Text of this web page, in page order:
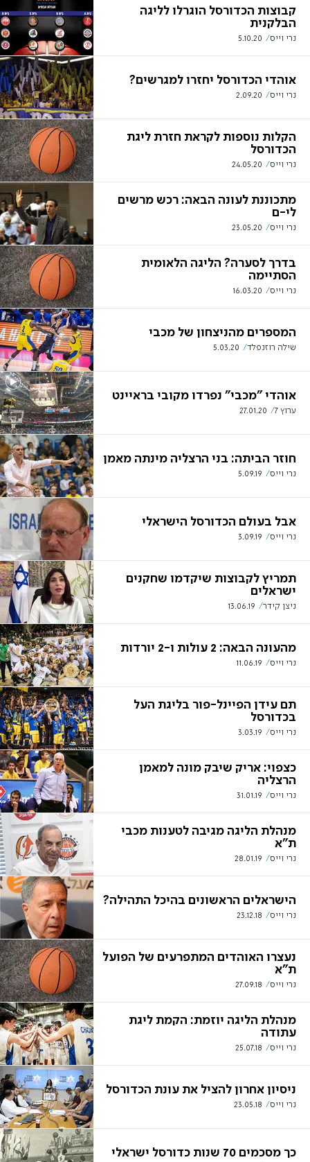
קבוצות הכדורסל הוגרלו לליגה
הבלקנית
נרי וייס 5.10.20
אוהדי הכדורסל יחזרו למגרשים?
נרי וייס 2.09.20
הקלות נוספות לקראת חזרת ליגת
הכדורסל
נרי וייס 24.05.20
מתכוננת לעונה הבאה: רכש מרשים
לי-ם
נרי וייס 23.05.20
בדרך לסערה? הליגה הלאומית
הסתיימה
נרי וייס 16.03.20
המספרים מהניצחון של מכבי
שילה רוזנפלד 5.03.20
אוהדי "מכבי" נפרדו מקובי בראיינט
ערוץ 7 27.01.20
חוזר הביתה: בני הרצליה מינתה מאמן
נרי וייס 5.09.19
אבל בעולם הכדורסל הישראלי
נרי וייס 3.09.19
תמריץ לקבוצות שיקדמו שחקנים
ישראלים
ניצן קידר 13.06.19
מהעונה הבאה: 2 עולות ו-2 יורדות
נרי וייס 11.06.19
תם עידן הפיינל-פור בליגת העל
בכדורסל
נרי וייס 3.03.19
כצפוי: אריק שיבק מונה למאמן
הרצליה
נרי וייס 31.01.19
מנהלת הליגה מגיבה לטענות מכבי
ת"א
נרי וייס 28.01.19
הישראלים הראשונים בהיכל התהילה?
נרי וייס 23.12.18
נעצרו האוהדים המתפרעים של הפועל
ת"א
נרי וייס 27.09.18
מנהלת הליגה יוזמת: הקמת ליגת
עתודה
נרי וייס 25.07.18
ניסיון אחרון להציל את עונת הכדורסל
נרי וייס 23.05.18
כך מסכמים 70 שנות כדורסל ישראלי